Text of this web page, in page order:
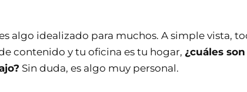
algo idealizado para muchos. A simple vista,
contenido y tu oficina es tu hogar, ¿cuáles
Sin duda, es algo muy personal.